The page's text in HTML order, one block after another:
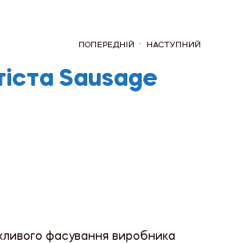
ПОПЕРЕДНІЙ НАСТУПНИЙ
Sausage
фасування виробника